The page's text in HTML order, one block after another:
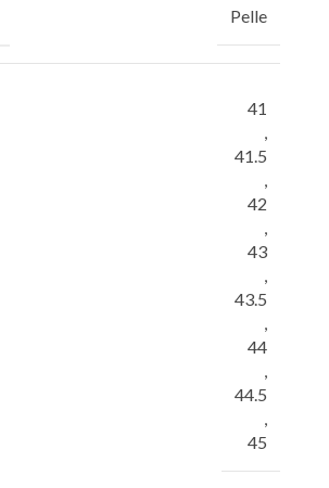
Pelle
41
41.5
42
43
43.5
44
44.5
45